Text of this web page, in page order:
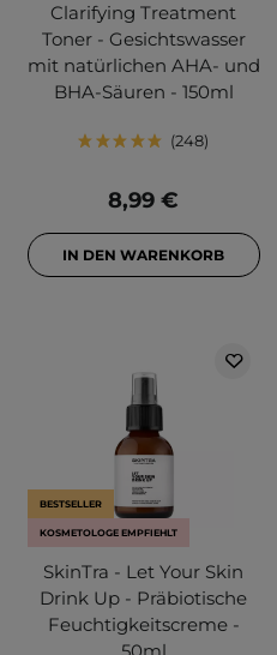
Clarifying Treatment
Toner - Gesichtswasser
mit natürlichen AHA- und
BHA-Säuren - 150ml
248
8,99 €
IN DEN WARENKORB
BESTSELLER
KOSMETOLOGE EMPFIEHLT
SkinTra - Let Your Skin
Drink Up - Präbiotische
Feuchtigkeitscreme -